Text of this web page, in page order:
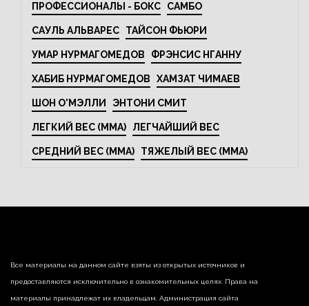
ПРОФЕССИОНАЛЫ - БОКС САМБО
САУЛЬ АЛЬВАРЕС ТАЙСОН ФЬЮРИ
УМАР НУРМАГОМЕДОВ ФРЭНСИС НГАННУ
ХАБИБ НУРМАГОМЕДОВ ХАМЗАТ ЧИМАЕВ
ШОН О'МЭЛЛИ ЭНТОНИ СМИТ
ЛЕГКИЙ ВЕС (MMA) ЛЕГЧАЙШИЙ ВЕС
СРЕДНИЙ ВЕС (MMA) ТЯЖЕЛЫЙ ВЕС (MMA)
Все материалы на данном сайте взяты из открытых источников и
предоставляются исключительно в ознакомительных целях. Права на
материалы принадлежат их владельцам. Администрация сайта